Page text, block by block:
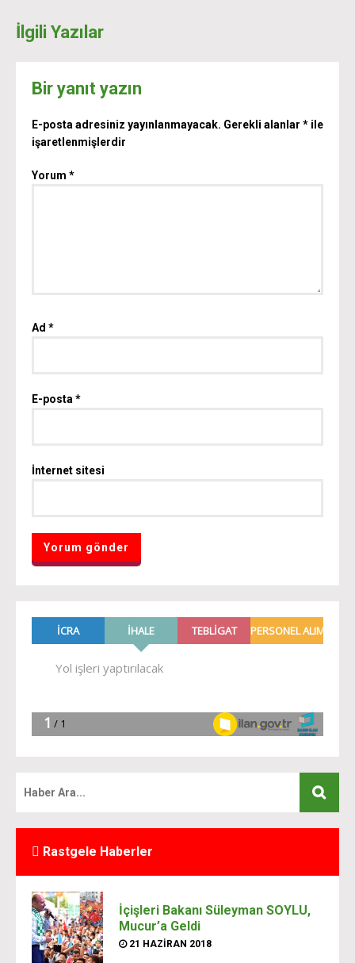
İlgili Yazılar
Bir yanıt yazın
E-posta adresiniz yayınlanmayacak. Gerekli alanlar * ile
işaretlenmişlerdir
Yorum *
Ad *
E-posta*
İnternet sitesi
Rastgele Haberler
İçişleri Bakanı Süleyman SOYLU,
Mucur’a Geldi
21 HAZIRAN 2018